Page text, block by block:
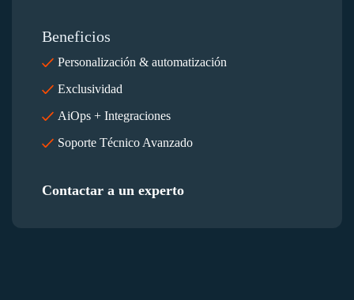
Beneficios
Personalización & automatización
Exclusividad
AiOps + Integraciones
Soporte Técnico Avanzado
Contactar a un experto